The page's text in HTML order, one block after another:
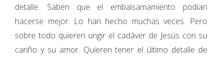
detalle. Saben que el embalsamamiento podían
hacerse mejor. Lo han hecho muchas veces. Pero
sobre todo quieren ungir el cadáver de Jesús con su
cariño y su amor. Quieren tener el último detalle de